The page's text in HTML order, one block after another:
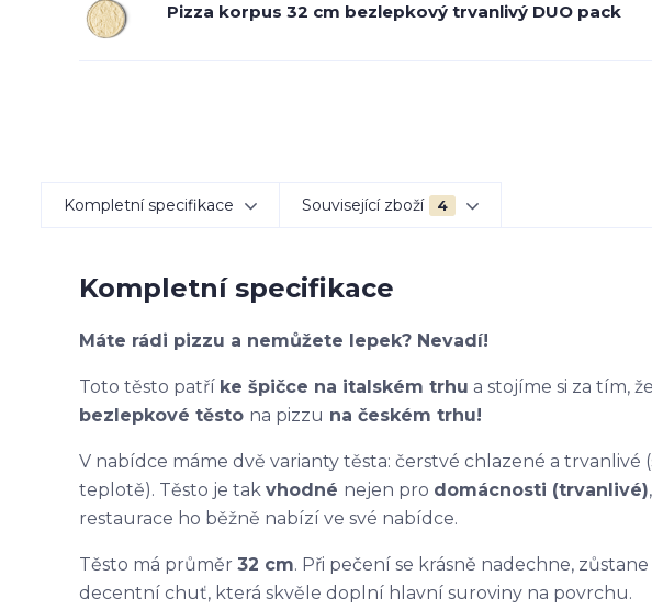
Pizza korpus 32 cm bezlepkový trvanlivý DUO pack
Kompletní specifikace Související zboží 4
Kompletní specifikace
Máte rádi pizzu a nemůžete lepek? Nevadí!
Toto těsto patří ke špičce na italském trhu a stojíme si za tím,
bezlepkové těsto na pizzu na českém trhu!
V nabídce máme dvě varianty těsta: čerstvé chlazené a trvanlivé
teplotě). Těsto je tak vhodné nejen pro domácnosti (trvanlivé)
restaurace ho běžně nabízí ve své nabídce.
Těsto má průměr 32 cm. Při pečení se krásně nadechne,
decentní chuť, která skvěle doplní hlavní suroviny na povrchu.